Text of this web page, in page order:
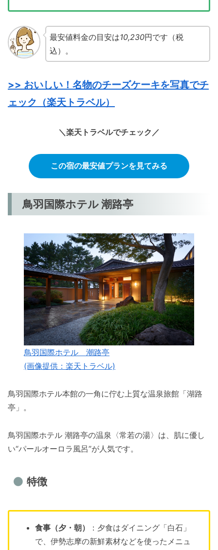
最安値料金の目安は10,230円です（税
込）。
>> おいしい！ 名物のチーズケーキを写真でチ
ェック （楽天トラベル）
＼楽天トラベルでチェック／
この宿の最安値プランを見てみる
鳥羽国際ホテル 潮路亭
鳥羽国際ホテル 潮路亭
(画像提供：楽天トラベル)
鳥羽国際ホテル本館の一角に佇む上質な温泉旅館「湖路
亭」。
鳥羽国際ホテル 潮路亭の温泉〈常若の湯〉は、肌に優し
い“パールオーロラ風呂”が人気です。
特徴
食事（夕・朝）
：夕食はダイニング「白石」
で、伊勢志摩の新鮮素材などを使ったメニュ